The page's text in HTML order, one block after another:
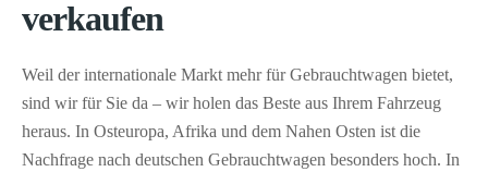
verkaufen
Weil der internationale Markt mehr für Gebrauchtwagen bietet,
sind wir für Sie da – wir holen das Beste aus Ihrem Fahrzeug
heraus. In Osteuropa, Afrika und dem Nahen Osten ist die
Nachfrage nach deutschen Gebrauchtwagen besonders hoch. In